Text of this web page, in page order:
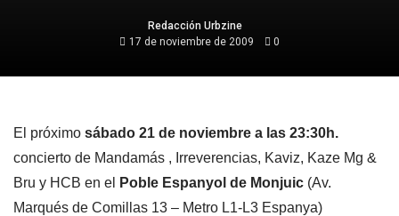
Redacción Urbzine
17 de noviembre de 2009
0
El próximo sábado 21 de noviembre a las 23:30h.
concierto de Mandamás , Irreverencias, Kaviz, Kaze Mg &
Bru y HCB en el
Poble Espanyol de Monjuic (Av.
Marqués de Comillas 13 – Metro L1-L3 Espanya)